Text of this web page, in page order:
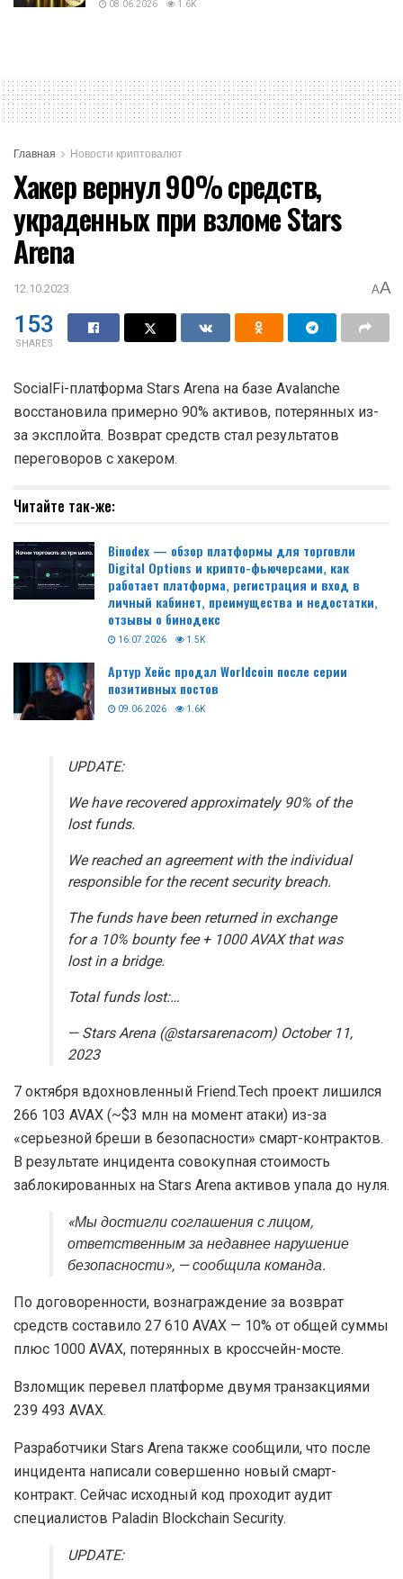
08.06.2026 1.6K
Главная Новости криптовалют
Хакер вернул 90% средств,
украденных при взломе Stars
Arena
12.10.2023 AA
153
SHARES
SocialFi-платформа Stars Arena на базе Avalanche
восстановила примерно 90% активов, потерянных из-
за эксплойта. Возврат средств стал результатов
переговоров с хакером.
Читайте так-же:
Binodex — обзор платформы для торговли
Digital Options и крипто-фьючерсами, как
работает платформа, регистрация и вход в
личный кабинет, преимущества и недостатки,
отзывы о бинодекс
16.07.2026 1.5K
Артур Хейс продал Worldcoin после серии
позитивных постов
09.06.2026 1.6K
UPDATE:
We have recovered approximately 90% of the
lost funds.
We reached an agreement with the individual
responsible for the recent security breach.
The funds have been returned in exchange
for a 10% bounty fee + 1000 AVAX that was
lost in a bridge.
Total funds lost:…
— Stars Arena (@starsarenacom) October 11,
2023
7 октября вдохновленный Friend.Tech проект лишился
266 103 AVAX (~$3 млн на момент атаки) из-за
«серьезной бреши в безопасности» смарт-контрактов.
В результате инцидента совокупная стоимость
заблокированных на Stars Arena активов упала до нуля.
«Мы достигли соглашения с лицом,
ответственным за недавнее нарушение
безопасности», — сообщила команда.
По договоренности, вознаграждение за возврат
средств составило 27 610 AVAX — 10% от общей суммы
плюс 1000 AVAX, потерянных в кроссчейн-мосте.
Взломщик перевел платформе двумя транзакциями
239 493 AVAX.
Разработчики Stars Arena также сообщили, что после
инцидента написали совершенно новый смарт-
контракт. Сейчас исходный код проходит аудит
специалистов Paladin Blockchain Security.
UPDATE: